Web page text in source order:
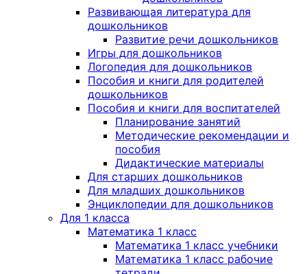
Развивающая литература для
дошкольников
Развитие речи дошкольников
Игры для дошкольников
Логопедия для дошкольников
Пособия и книги для родителей
дошкольников
Пособия и книги для воспитателей
Планирование занятий
Методические рекомендации и
пособия
Дидактические материалы
Для старших дошкольников
Для младших дошкольников
Энциклопедии для дошкольников
Для 1 класса
Математика 1 класс
Математика 1 класс учебники
Математика 1 класс рабочие